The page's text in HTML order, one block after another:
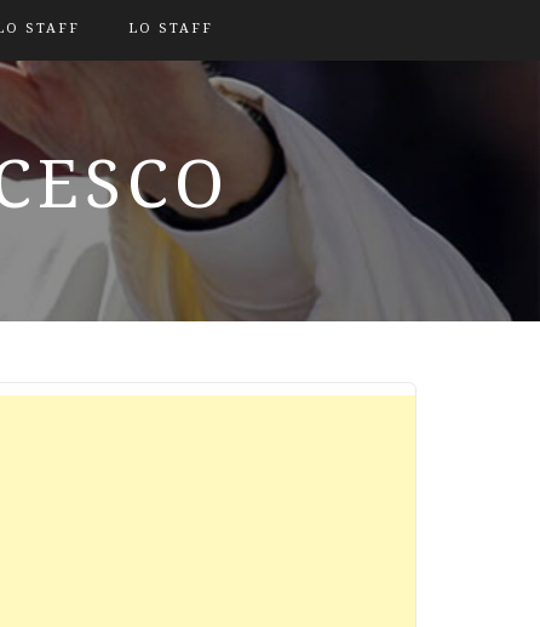
STAFF LO STAFF